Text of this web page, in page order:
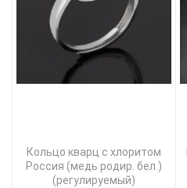
Кольцо кварц с хлоритом
Россия (медь родир. бел.)
(регулируемый)